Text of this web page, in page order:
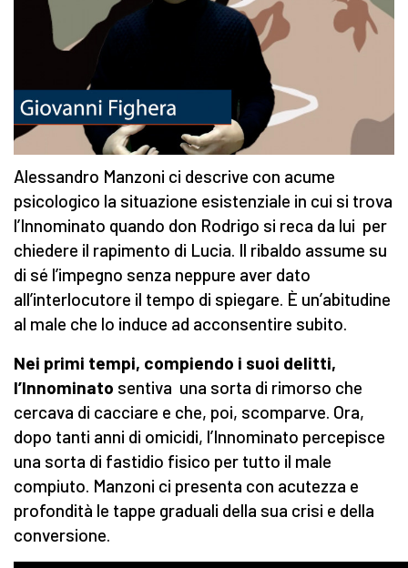
Alessandro Manzoni ci descrive con acume
psicologico la situazione esistenziale in cui si trova
l’Innominato quando don Rodrigo si reca da lui per
chiedere il rapimento di Lucia. Il ribaldo assume su
di sé l’impegno senza neppure aver dato
all’interlocutore il tempo di spiegare. È un’abitudine
al male che lo induce ad acconsentire subito.
Nei primi tempi, compiendo i suoi delitti,
l’Innominato sentiva una sorta di rimorso che
cercava di cacciare e che, poi, scomparve. Ora,
dopo tanti anni di omicidi, l’Innominato percepisce
una sorta di fastidio fisico per tutto il male
compiuto. Manzoni ci presenta con acutezza e
profondità le tappe graduali della sua crisi e della
conversione.